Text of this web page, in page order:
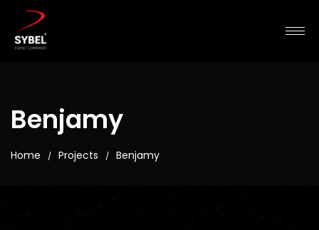
Benjamy
Home / Projects / Benjamy